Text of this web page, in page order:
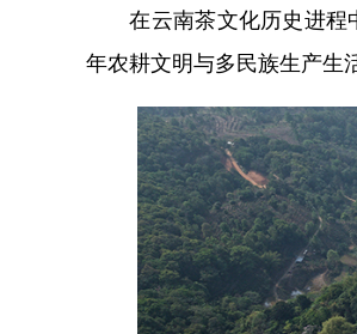
在云南茶文化历史进程
年农耕文明与多民族生产生